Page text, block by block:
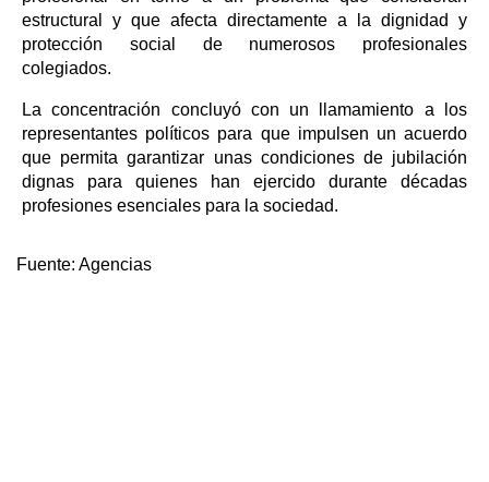
estructural y que afecta directamente a la dignidad y
protección social de numerosos profesionales
colegiados.
La concentración concluyó con un llamamiento a los
representantes políticos para que impulsen un acuerdo
que permita garantizar unas condiciones de jubilación
dignas para quienes han ejercido durante décadas
profesiones esenciales para la sociedad.
Fuente: Agencias